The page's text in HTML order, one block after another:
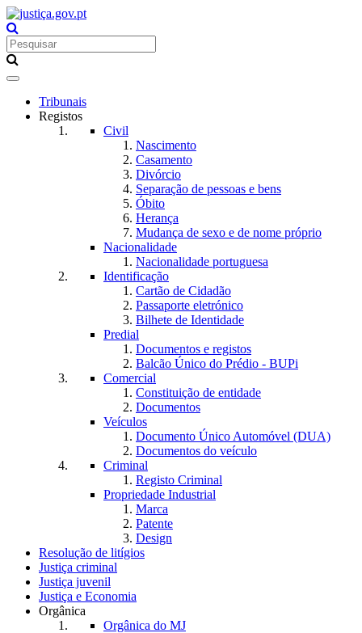
Toggle
navigationTribunais
Registos
Civil
Nascimento
Casamento
Divórcio
Separação de pessoas e bens
Óbito
Herança
Mudança de sexo e de nome próprio
Nacionalidade
Nacionalidade portuguesa
Identificação
Cartão de Cidadão
Passaporte eletrónico
Bilhete de Identidade
Predial
Documentos e registos
Balcão Único do Prédio - BUPi
Comercial
Constituição de entidade
Documentos
Veículos
Documento Único Automóvel (DUA)
Documentos do veículo
Criminal
Registo Criminal
Propriedade Industrial
Marca
Patente
Design
Resolução de litígios
Justiça criminal
Justiça juvenil
Justiça e Economia
Orgânica
Orgânica do MJ